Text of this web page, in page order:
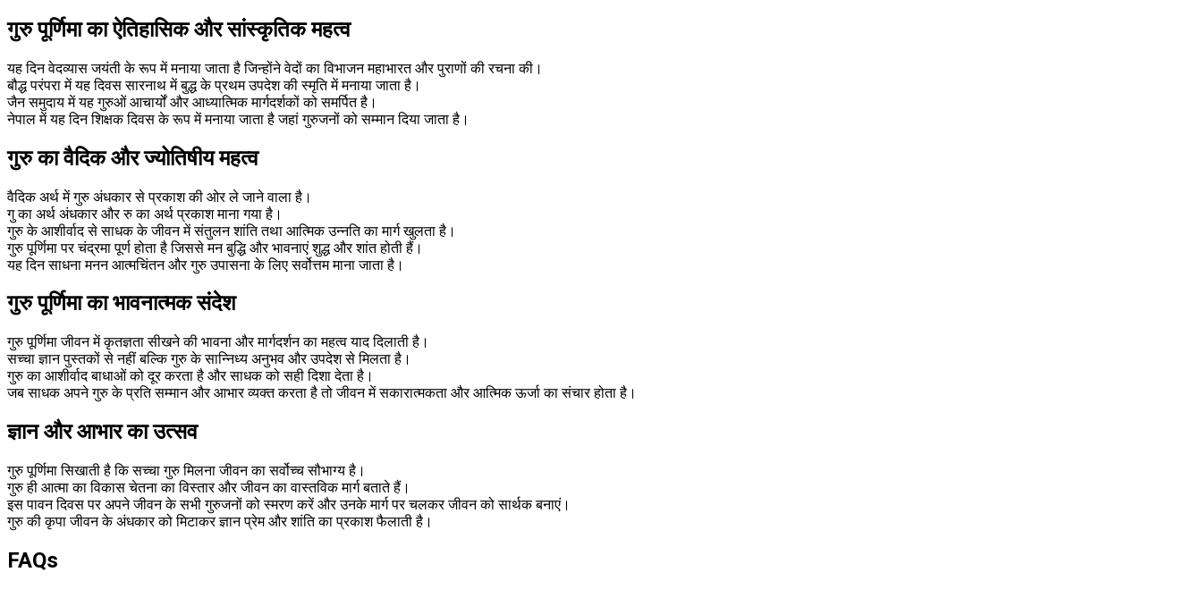
गुरु पूर्णिमा का ऐतिहासिक और सांस्कृतिक महत्व
यह दिन वेदव्यास जयंती के रूप में मनाया जाता है जिन्होंने वेदों का विभाजन महाभारत और पुराणों की रचना की।
बौद्ध परंपरा में यह दिवस सारनाथ में बुद्ध के प्रथम उपदेश की स्मृति में मनाया जाता है।
जैन समुदाय में यह गुरुओं आचार्यों और आध्यात्मिक मार्गदर्शकों को समर्पित है।
नेपाल में यह दिन शिक्षक दिवस के रूप में मनाया जाता है जहां गुरुजनों को सम्मान दिया जाता है।
गुरु का वैदिक और ज्योतिषीय महत्व
वैदिक अर्थ में गुरु अंधकार से प्रकाश की ओर ले जाने वाला है।
गु का अर्थ अंधकार और रु का अर्थ प्रकाश माना गया है।
गुरु के आशीर्वाद से साधक के जीवन में संतुलन शांति तथा आत्मिक उन्नति का मार्ग खुलता है।
गुरु पूर्णिमा पर चंद्रमा पूर्ण होता है जिससे मन बुद्धि और भावनाएं शुद्ध और शांत होती हैं।
यह दिन साधना मनन आत्मचिंतन और गुरु उपासना के लिए सर्वोत्तम माना जाता है।
गुरु पूर्णिमा का भावनात्मक संदेश
गुरु पूर्णिमा जीवन में कृतज्ञता सीखने की भावना और मार्गदर्शन का महत्व याद दिलाती है।
सच्चा ज्ञान पुस्तकों से नहीं बल्कि गुरु के सान्निध्य अनुभव और उपदेश से मिलता है।
गुरु का आशीर्वाद बाधाओं को दूर करता है और साधक को सही दिशा देता है।
जब साधक अपने गुरु के प्रति सम्मान और आभार व्यक्त करता है तो जीवन में सकारात्मकता और आत्मिक ऊर्जा का संचार होता है।
ज्ञान और आभार का उत्सव
गुरु पूर्णिमा सिखाती है कि सच्चा गुरु मिलना जीवन का सर्वोच्च सौभाग्य है।
गुरु ही आत्मा का विकास चेतना का विस्तार और जीवन का वास्तविक मार्ग बताते हैं।
इस पावन दिवस पर अपने जीवन के सभी गुरुजनों को स्मरण करें और उनके मार्ग पर चलकर जीवन को सार्थक बनाएं।
गुरु की कृपा जीवन के अंधकार को मिटाकर ज्ञान प्रेम और शांति का प्रकाश फैलाती है।
FAQs